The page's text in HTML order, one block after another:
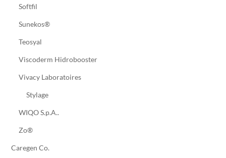
Softfil
Sunekos®
Teosyal
Viscoderm Hidrobooster
Vivacy Laboratoires
Stylage
WIQO S.p.A..
Zo®
Caregen Co.